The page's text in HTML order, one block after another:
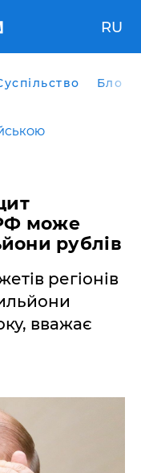
RU
Блоги
може
рублів
регіонів
вважає